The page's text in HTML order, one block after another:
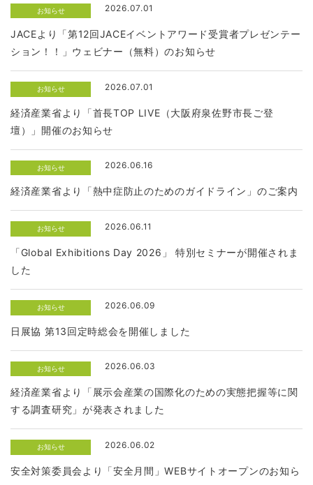
お知らせ 2026.07.01
JACEより「第12回JACEイベントアワード受賞者プレゼンテー
ション！！」ウェビナー（無料）のお知らせ
お知らせ 2026.07.01
経済産業省より「首長TOP LIVE（大阪府泉佐野市長ご登
壇）」開催のお知らせ
お知らせ 2026.06.16
経済産業省より「熱中症防止のためのガイドライン」のご案内
お知らせ 2026.06.11
「Global Exhibitions Day 2026」 特別セミナーが開催されま
した
お知らせ 2026.06.09
日展協 第13回定時総会を開催しました
お知らせ 2026.06.03
経済産業省より「展示会産業の国際化のための実態把握等に関
する調査研究」が発表されました
お知らせ 2026.06.02
安全対策委員会より「安全月間」WEBサイトオープンのお知ら